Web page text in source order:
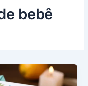
bebê